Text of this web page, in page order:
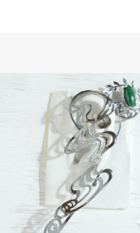
ear hook「イロジカケ」